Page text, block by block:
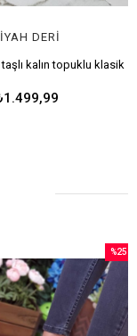
DERİ
kalın topuklu klasik
5 cm
%25
İndirim